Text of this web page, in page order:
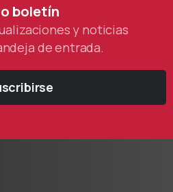
boletín
y noticias
de entrada.